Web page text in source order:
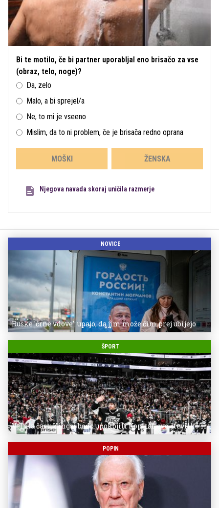
Bi te motilo, če bi partner uporabljal eno brisačo za vse
(obraz, telo, noge)?
Da, zelo
Malo, a bi sprejel/a
Ne, to mi je vseeno
Mislim, da to ni problem, če je brisača redno oprana
MOŠKI ŽENSKA
Njegova navada skoraj uničila razmerje
NOVICE
Ruske 'črne vdove': upajo, da jim može čim prej ubijejo
ŠPORT
Velika čast: Kingsi bodo upokojili Kopitarjevo številko 11
POPIN